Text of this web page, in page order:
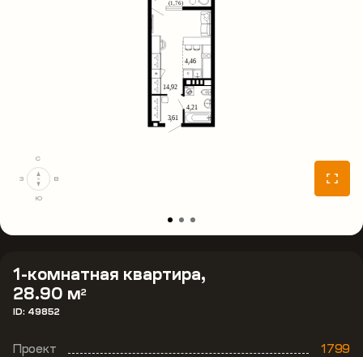
1-комнатная квартира,
28.90 м2
ID: 49852
Проект 1799
С
В
Ю
З